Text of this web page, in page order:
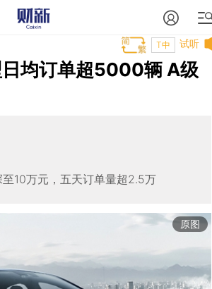
试听
T中
日均订单超5000辆 A级
10万元，五天订单量超2.5万
原图